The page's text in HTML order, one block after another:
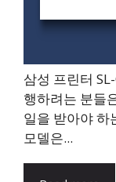
삼성 프린터
행하려는 분들
일을 받아야 하
모델은...